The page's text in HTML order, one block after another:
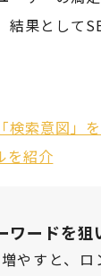
結果として
検索意図」
を紹介
ワードを狙
やすと、ロ